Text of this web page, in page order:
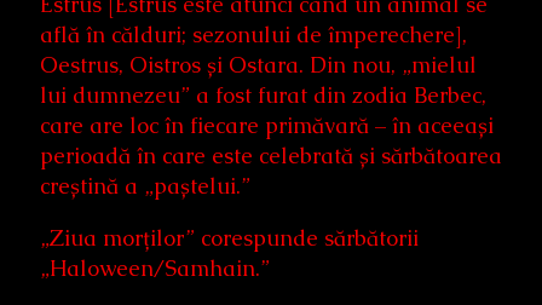
află în călduri; sezonului de împerechere],
Oestrus, Oistros și Ostara. Din nou, „mielul
lui dumnezeu” a fost furat din zodia Berbec,
care are loc în fiecare primăvară – în aceeași
perioadă în care este celebrată și sărbătoarea
creștină a „paștelui.”
„Ziua morților” corespunde sărbătorii
„Haloween/Samhain.”